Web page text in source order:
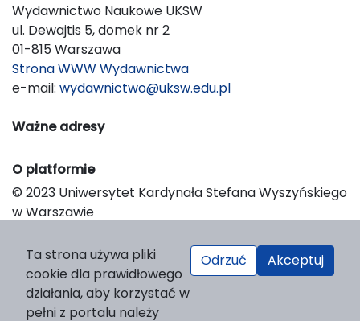
Wydawnictwo Naukowe UKSW
ul. Dewajtis 5, domek nr 2
01-815 Warszawa
Strona WWW Wydawnictwa
e-mail: wydawnictwo@uksw.edu.pl
Ważne adresy
O platformie
© 2023 Uniwersytet Kardynała Stefana Wyszyńskiego
w Warszawie
Platform & Workflow by OJS/PKP
Ta strona używa pliki
cookie dla prawidłowego
działania, aby korzystać w
pełni z portalu należy
Odrzuć Akceptuj